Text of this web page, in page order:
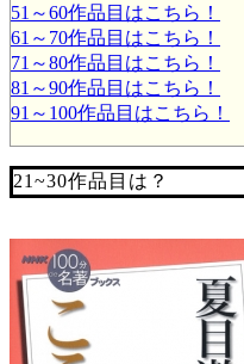
51～60作品目はこちら！
61～70作品目はこちら！
71～80作品目はこちら！
81～90作品目はこちら！
91～100作品目はこちら！
21~30作品目は？